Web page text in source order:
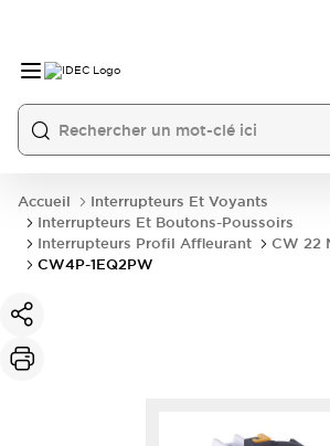
Accueil
Interrupteurs Et Voyants
Interrupteurs Et Boutons-Poussoirs
Interrupteurs Profil Affleurant
CW 22
CW4P-1EQ2PW